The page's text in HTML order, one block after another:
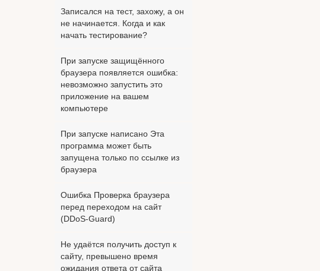
Записался на тест, захожу, а он
не начинается. Когда и как
начать тестирование?
При запуске защищённого
браузера появляется ошибка:
невозможно запустить это
приложение на вашем
компьютере
При запуске написано Эта
программа может быть
запущена только по ссылке из
браузера
Ошибка Проверка браузера
перед переходом на сайт
(DDoS-Guard)
Не удаётся получить доступ к
сайту, превышено время
ожидания ответа от сайта